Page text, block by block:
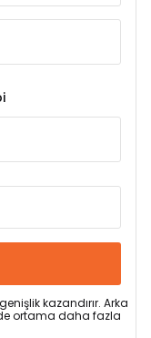
kazandırır. Arka
ortama daha fazla